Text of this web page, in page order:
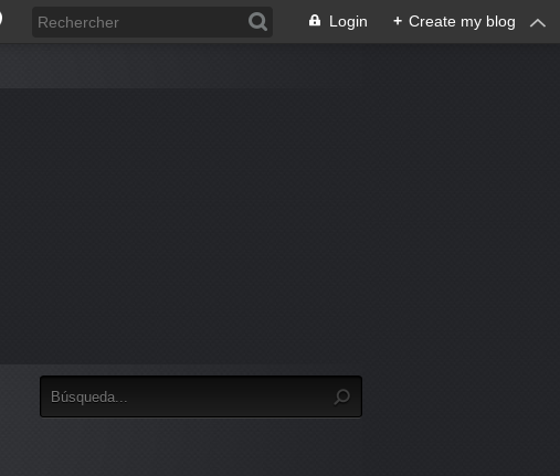
Login + Create my blog